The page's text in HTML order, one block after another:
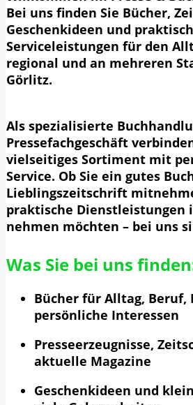
Bei uns finden Sie Bücher,
Geschenkideen und
Serviceleistungen für den
regional und an mehreren
Görlitz.
Als spezialisierte
Pressefachgeschäft
vielseitiges Sortiment mit
Service. Ob Sie ein gutes
Lieblingszeitschrift
praktische Dienstleistungen
nehmen möchten – bei uns
Was Sie bei uns
Bücher für Alltag, Beruf,
persönliche Interessen
Presseerzeugnisse,
aktuelle Magazine
Geschenkideen und